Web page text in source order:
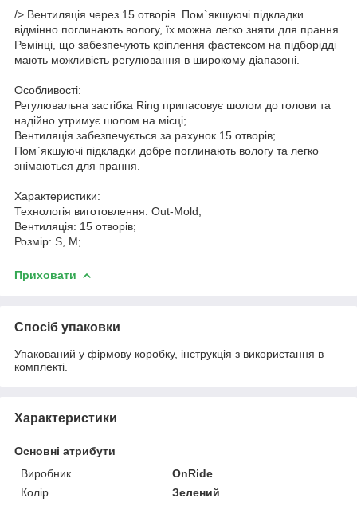
/> Вентиляція через 15 отворів. Пом`якшуючі підкладки
відмінно поглинають вологу, їх можна легко зняти для прання.
Ремінці, що забезпечують кріплення фастексом на підборідді
мають можливість регулювання в широкому діапазоні.
Особливості:
Регулювальна застібка Ring припасовує шолом до голови та
надійно утримує шолом на місці;
Вентиляція забезпечується за рахунок 15 отворів;
Пом`якшуючі підкладки добре поглинають вологу та легко
знімаються для прання.
Характеристики:
Технологія виготовлення: Out-Mold;
Вентиляція: 15 отворів;
Розмір: S, М;
Приховати
Спосіб упаковки
Упакований у фірмову коробку, інструкція з використання в
комплекті.
Характеристики
Основні атрибути
Виробник
OnRide
Колір
Зелений